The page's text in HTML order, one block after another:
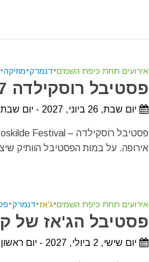
אירועים תחת כיפת השמים•דנמרק•מוזיקה•
פסטיבל רוסקילדה 2027
יום שבת, 26 ביוני, 2027 - יום שבת, 3 ביולי, 2027
אירופה. על במות הפסטיבל הוותיק שיצא לדרכו
אירועים תחת כיפת השמים•ג'אז•דנמרק•
פסטיבל הג'אז של
יום שישי, 2 ביולי, 2027 - יום ראשון, 11 ביולי, 2027